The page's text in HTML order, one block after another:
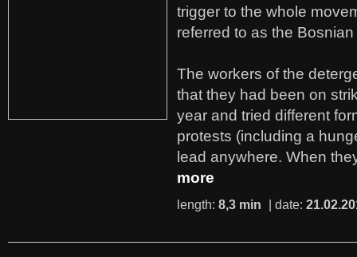
trigger to the whole
referred to as the
The workers of the
that they had been on
year and tried different
protests (including a
lead anywhere. When
more
length: 8,3 min | date: